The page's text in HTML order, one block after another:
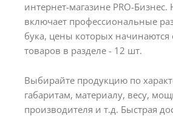
интернет-магазине PRO-Бизнес.
включает профессиональные
бука, цены которых начинаются
товаров в разделе - 12 шт.
Выбирайте продукцию по
габаритам, материалу, весу,
производителя и т.д. Быстрая